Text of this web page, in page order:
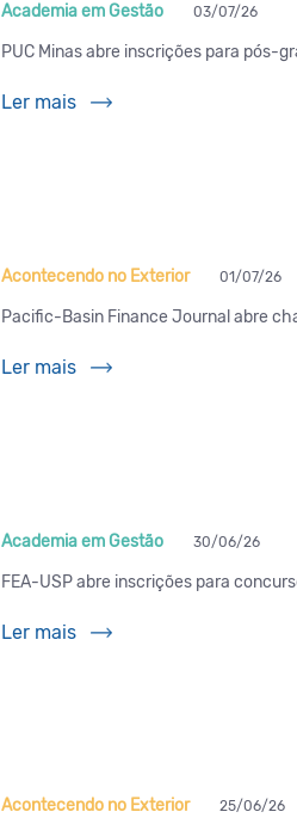
Academia em Gestão 03/07/26
PUC Minas abre inscrições para pós-
Ler mais
Acontecendo no Exterior 01/07/26
Pacific-Basin Finance Journal abre
Ler mais
Academia em Gestão 30/06/26
FEA-USP abre inscrições para
Ler mais
Acontecendo no Exterior 25/06/26